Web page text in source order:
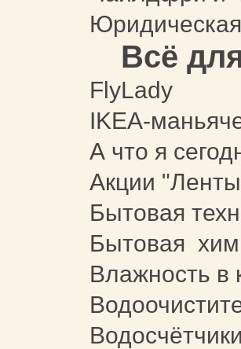
Всё
FlyLady
IKEA-
А что я
Акции
Бытовая
Бытовая
Влажность в